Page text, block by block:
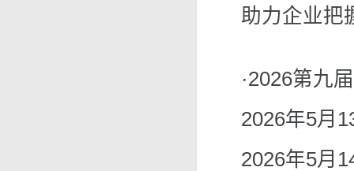
助力企业把
·2026第九
2026年5月
2026年5月